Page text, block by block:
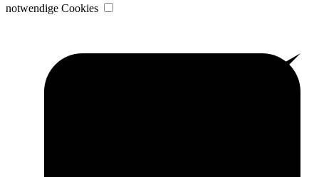
notwendige Cookies